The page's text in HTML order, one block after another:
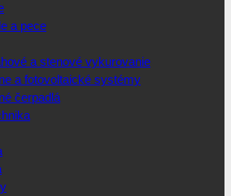
a pece
a stenové vykurovanie
a fotovoltaické systémy
čerpadlá